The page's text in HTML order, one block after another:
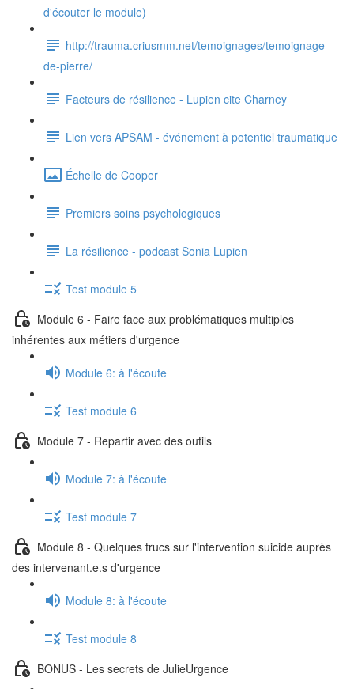
d'écouter le module)
http://trauma.criusmm.net/temoignages/temoignage-
de-pierre/
Facteurs de résilience - Lupien cite Charney
Lien vers APSAM - événement à potentiel traumatique
Échelle de Cooper
Premiers soins psychologiques
La résilience - podcast Sonia Lupien
Test module 5
Module 6 - Faire face aux problématiques multiples
inhérentes aux métiers d'urgence
Module 6: à l'écoute
Test module 6
Module 7 - Repartir avec des outils
Module 7: à l'écoute
Test module 7
Module 8 - Quelques trucs sur l'intervention suicide auprès
des intervenant.e.s d'urgence
Module 8: à l'écoute
Test module 8
BONUS - Les secrets de JulieUrgence